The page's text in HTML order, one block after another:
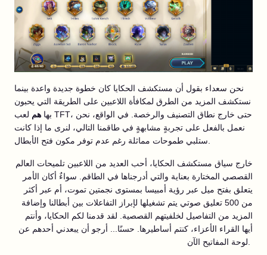
نحن سعداء بقول أن مستكشف الحكايا كان خطوة جديدة واعدة بينما
نستكشف المزيد من الطرق لمكافأة اللاعبين على الطريقة التي يحبون
بها هم لعب TFT، حتى خارج نطاق التصنيف والرخصة. في الواقع، نحن
نعمل بالفعل على تجربةٍ مشابهةٍ في طاقمنا التالي، لنرى ما إذا كانت
ستلبي طموحات مماثلة رغم عدم توفر مكون فتح الأبطال.
خارج سياق مستكشف الحكايا، أحب العديد من اللاعبين تلميحات العالم
القصصي المختارة بعناية والتي أدرجناها في الطاقم. سواءٌ أكان الأمر
يتعلق بفتح ميل عبر رؤية أمبيسا بمستوى نجمتين تموت، أم عبر أكثر
من 500 تعليق صوتي يتم تشغيلها لإبراز التفاعلات بين أبطالنا وإضافة
المزيد من التفاصيل لخلفيتهم القصصية. لقد قدمنا لكم الحكايا، وأنتم
أيها القراء الأعزاء، كنتم أساطيرها. حسنًا... أرجو أن يبعدني أحدهم عن
لوحة المفاتيح الآن.